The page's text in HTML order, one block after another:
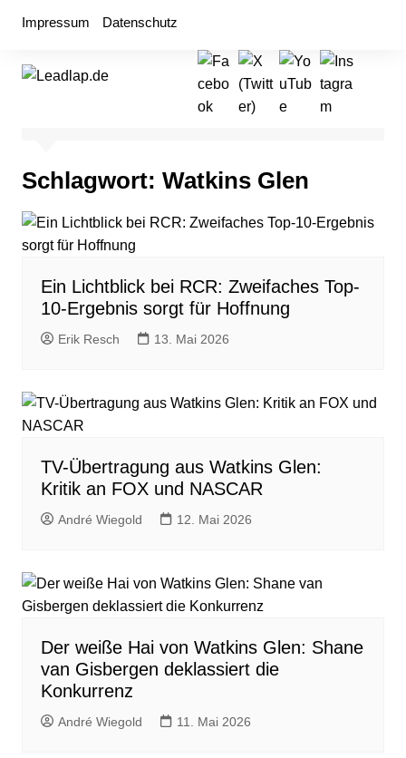
Impressum Datenschutz
Schlagwort: Watkins Glen
Ein Lichtblick bei RCR: Zweifaches Top-
10-Ergebnis sorgt für Hoffnung
Erik Resch 13. Mai 2026
TV-Übertragung aus Watkins Glen:
Kritik an FOX und NASCAR
André Wiegold 12. Mai 2026
Der weiße Hai von Watkins Glen: Shane
van Gisbergen deklassiert die
Konkurrenz
André Wiegold 11. Mai 2026